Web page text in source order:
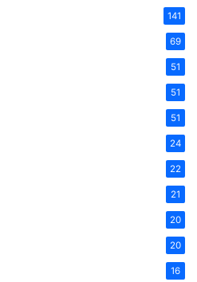
141
69
51
51
51
24
22
21
20
20
16